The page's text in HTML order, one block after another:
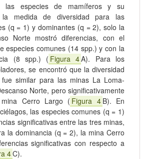
las especies de mamíferos y su
la medida de diversidad para las
(q = 1) y dominantes (q = 2), solo la
Norte mostró diferencias, con el
especies comunes (14 spp.) y con la
(8 spp.) ( Figura 4A). Para los
se encontró que la diversidad
similar para las minas La Loma-
Norte, pero significativamente
Cerro Largo ( Figura 4 B). En
las especies comunes (q = 1)
significativas entre las tres minas,
la dominancia (q = 2), la mina Cerro
significativas con respecto a
4C).